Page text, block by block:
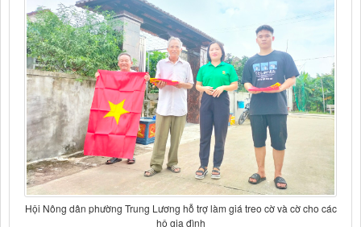
Hội Nông dân phường Trung Lương hỗ trợ làm giá treo cờ và cờ cho các
hộ gia đình